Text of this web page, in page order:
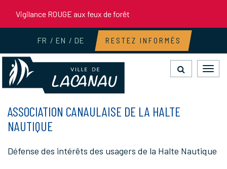
Vigilance ROUGE aux feux de forêt
FR EN DE RESTEZ INFORMÉS
ASSOCIATION CANAULAISE DE LA HALTE
NAUTIQUE
Défense des intérêts des usagers de la Halte Nautique